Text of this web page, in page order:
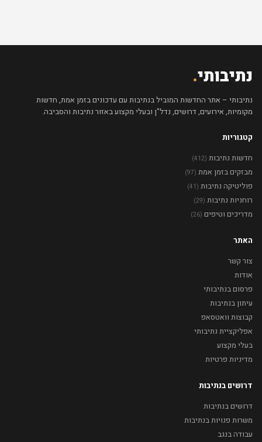
נתיבותי.
נתיבותי – אתר החדשות המוביל בנתיבות עם עדכונים בזמן אמת, חדשות
מקומיות, אירועים, דרושים, נדל"ן ובעלי מקצוע באזור נתיבות והסביבה.
קטגוריות
חדשות נתיבות (412)
מבזקים בזמן אמת (97)
פוליטיקה נתיבות (41)
רוחניות נתיבות (29)
מדריכים וטיפים (26)
האתר
צור קשר
אודות
פרסום בנתיבותי
עיתון בנתיבות
קבוצות וואטסאפ
אפליקציית נתיבותי
בעלי מקצוע
מדיניות פרטיות
דרושים בנתיבות
דרושים בנתיבות
משרות פנויות בנתיבות
עבודה בנגב